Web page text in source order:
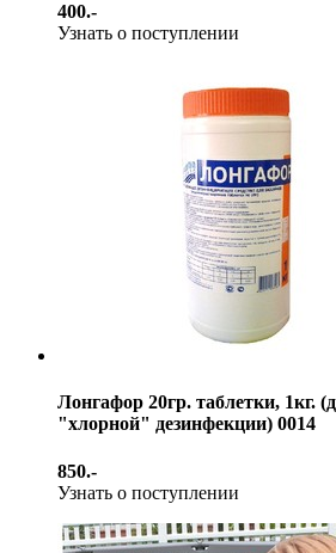
400.-
Узнать о поступлении
Лонгафор 20гр. таблетки, 1кг.
"хлорной" дезинфекции) 0014
850.-
Узнать о поступлении